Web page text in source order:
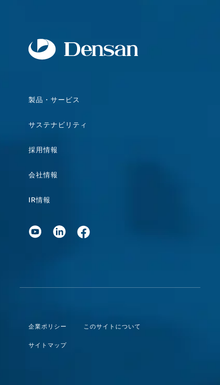
製品・サービス
サステナビリティ
採用情報
会社情報
IR情報
企業ポリシー このサイトについて
サイトマップ